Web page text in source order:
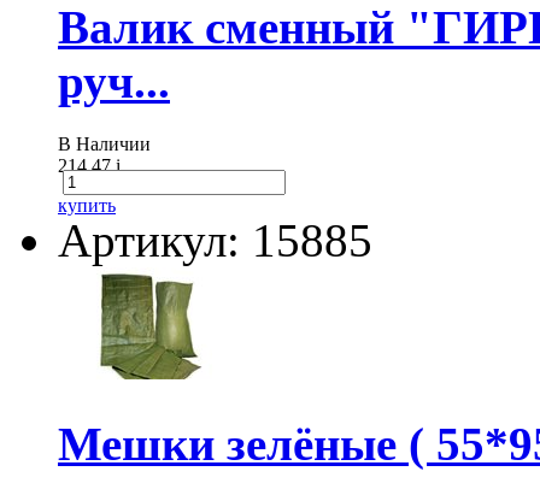
Валик сменный
руч...
В Наличии
214.47i
купить
Артикул: 15885
Мешки зелёные (